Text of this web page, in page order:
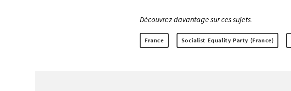
Découvrez davantage sur ces sujets:
France Socialist Equality Party (France)